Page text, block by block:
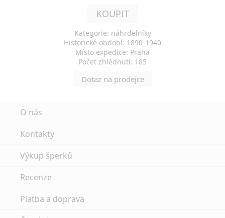
KOUPIT
Kategorie: náhrdelníky
Historické období: 1890-1940
Místo expedice: Praha
Počet zhlédnutí: 185
Dotaz na prodejce
O nás
Kontakty
Výkup šperků
Recenze
Platba a doprava